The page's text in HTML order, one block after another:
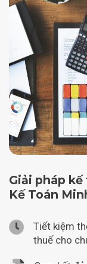
Giải pháp
Kế Toán
Tiết kiệm
thuế cho